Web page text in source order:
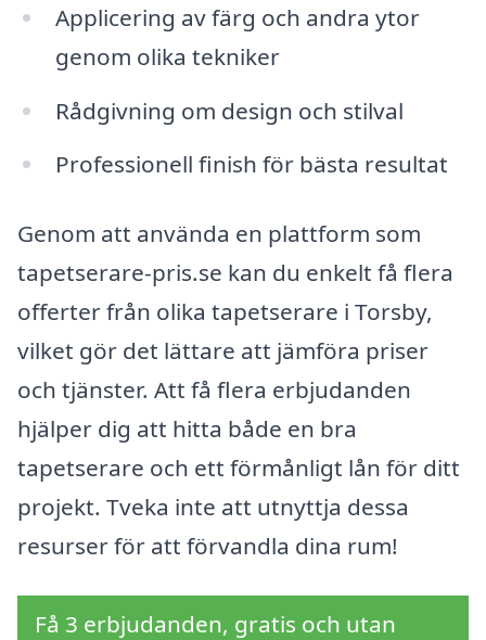
Applicering av färg och andra ytor
genom olika tekniker
Rådgivning om design och stilval
Professionell finish för bästa resultat
Genom att använda en plattform som
tapetserare-pris.se kan du enkelt få flera
offerter från olika tapetserare i Torsby,
vilket gör det lättare att jämföra priser
och tjänster. Att få flera erbjudanden
hjälper dig att hitta både en bra
tapetserare och ett förmånligt lån för ditt
projekt. Tveka inte att utnyttja dessa
resurser för att förvandla dina rum!
Få 3 erbjudanden, gratis och utan